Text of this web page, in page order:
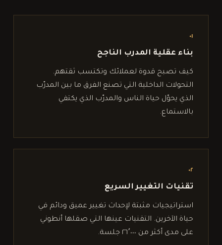
٠١
بناء عقلية المدرب الناجح
كيف تصبح قدوة لعملائك وتكتسب ثقتهم.
التحولات الداخلية التي تصنع الفرق ما بين المدرّب
الذي يحوّل حياة الناس والمدرّب الذي يكتفي
بالاستماع.
٠٢
تقنيات التغيير السريع
استراتيجيات مثبتة لإحداث تغيير عميق ودائم في
حياة الآخرين. التقنيات عينها التي صقلها أنطوني
على مدى أكثر من ٢٦٬٠٠٠ جلسة.